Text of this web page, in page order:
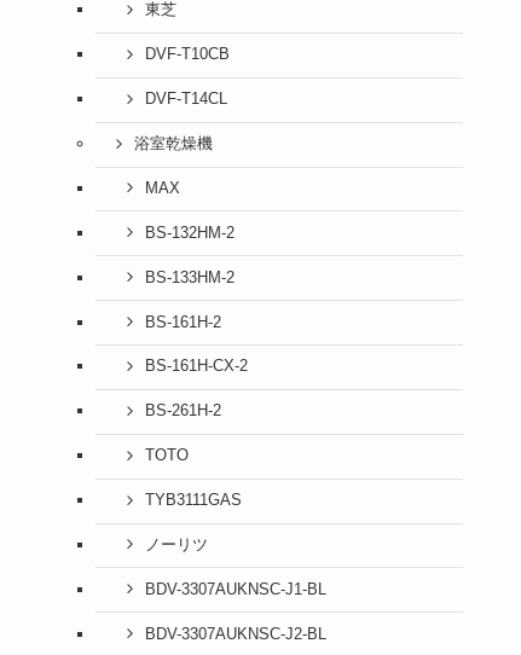
東芝
DVF-T10CB
DVF-T14CL
浴室乾燥機
MAX
BS-132HM-2
BS-133HM-2
BS-161H-2
BS-161H-CX-2
BS-261H-2
TOTO
TYB3111GAS
ノーリツ
BDV-3307AUKNSC-J1-BL
BDV-3307AUKNSC-J2-BL